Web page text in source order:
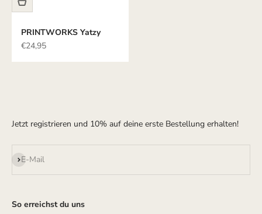
PRINTWORKS Yatzy
Angebot
€24,95
Jetzt registrieren und 10% auf deine erste Bestellung erhalten!
E-Mail
Abonnieren
So erreichst du uns